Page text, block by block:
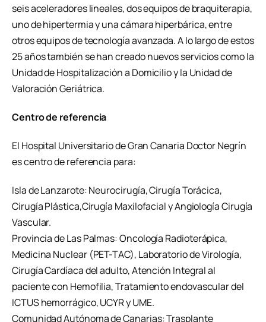
seis aceleradores lineales, dos equipos de braquiterapia,
uno de hipertermia y una cámara hiperbárica, entre
otros equipos de tecnología avanzada. A lo largo de estos
25 años también se han creado nuevos servicios como la
Unidad de Hospitalización a Domicilio y la Unidad de
Valoración Geriátrica.
Centro de referencia
El Hospital Universitario de Gran Canaria Doctor Negrín
es centro de referencia para:
Isla de Lanzarote: Neurocirugía, Cirugía Torácica,
Cirugía Plástica,Cirugía Maxilofacial y Angiología Cirugía
Vascular.
Provincia de Las Palmas: Oncología Radioterápica,
Medicina Nuclear (PET-TAC), Laboratorio de Virología,
Cirugía Cardíaca del adulto, Atención Integral al
paciente con Hemofilia, Tratamiento endovascular del
ICTUS hemorrágico, UCYR y UME.
Comunidad Autónoma de Canarias: Trasplante